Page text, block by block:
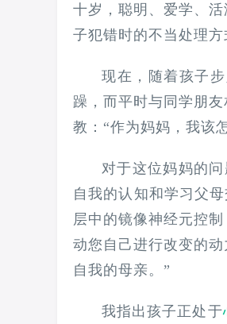
十岁，聪明、爱学、
子犯错时的不当处理
现在，随着孩子
躁，而平时与同学朋
教：“作为妈妈，我该
对于这位妈妈的
自我的认知和学习父
层中的镜像神经元控
动您自己进行改变的
自我的母亲。”
我指出孩子正处于